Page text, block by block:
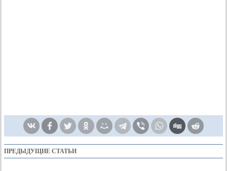
ПРЕДЫДУЩИЕ СТАТЬИ